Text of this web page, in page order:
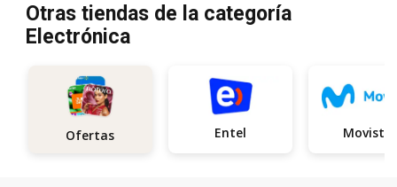
Otras tiendas de la categoría
Electrónica
Ofertas Entel Movistar